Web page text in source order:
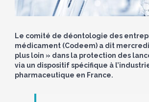
Le comité de déontologie des
médicament (Codeem) a dit
plus loin » dans la protection des
via un dispositif spécifique à
pharmaceutique en France.